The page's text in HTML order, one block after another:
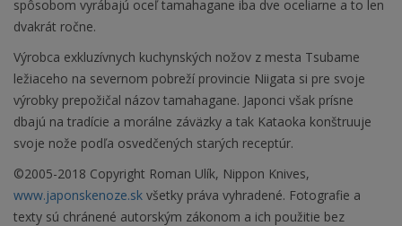
spôsobom vyrábajú oceľ tamahagane iba dve oceliarne a to len
dvakrát ročne.
Výrobca exkluzívnych kuchynských nožov z mesta Tsubame
ležiaceho na severnom pobreží provincie Niigata si pre svoje
výrobky prepožičal názov tamahagane. Japonci však prísne
dbajú na tradície a morálne záväzky a tak Kataoka konštruuje
svoje nože podľa osvedčených starých receptúr.
©2005-2018 Copyright Roman Ulík, Nippon Knives,
www.japonskenoze.sk všetky práva vyhradené. Fotografie a
texty sú chránené autorským zákonom a ich použitie bez